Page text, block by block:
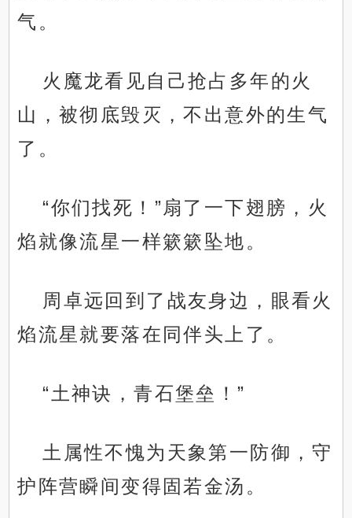
气。
火魔龙看见自己抢占多年的火
山，被彻底毁灭，不出意外的生气
了。
“你们找死！”扇了一下翅膀，火
焰就像流星一样簌簌坠地。
周卓远回到了战友身边，眼看火
焰流星就要落在同伴头上了。
“土神诀，青石堡垒！”
土属性不愧为天象第一防御，守
护阵营瞬间变得固若金汤。